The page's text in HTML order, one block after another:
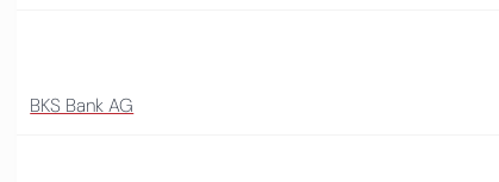
BKS Bank AG